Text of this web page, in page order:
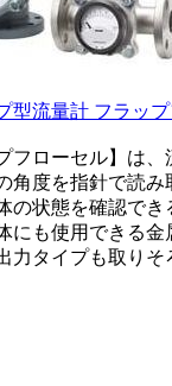
型流量計 フラッ
フローセル】は
角度を指針で読み
の状態を確認でき
にも使用できる金
力タイプも取りそ